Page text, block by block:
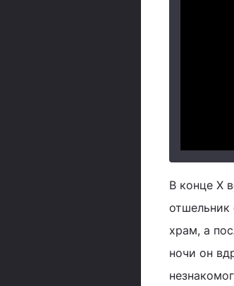
В конце Х
храм, а
ночи он